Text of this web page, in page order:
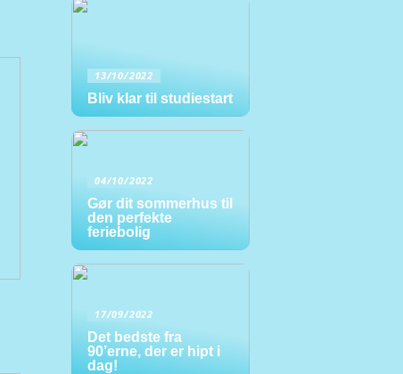
13/10/2022
Bliv klar til studiestart
04/10/2022
Gør dit sommerhus til
den perfekte
feriebolig
17/09/2022
Det bedste fra
90’erne, der er hipt i
dag!